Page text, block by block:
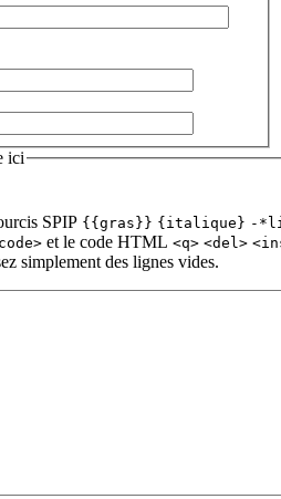
ici
SPIP {{gras}} {italique} -
et le code HTML <q> <del>
simplement des lignes vides.